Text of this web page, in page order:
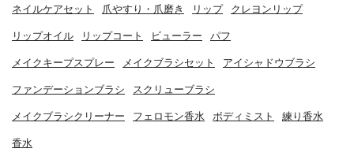
ネイルケアセット 爪やすり・爪磨き リップ クレヨンリップ
リップオイル リップコート ビューラー パフ
メイクキープスプレー メイクブラシセット アイシャドウブラシ
ファンデーションブラシ スクリューブラシ
メイクブラシクリーナー フェロモン香水 ボディミスト 練り香水
香水